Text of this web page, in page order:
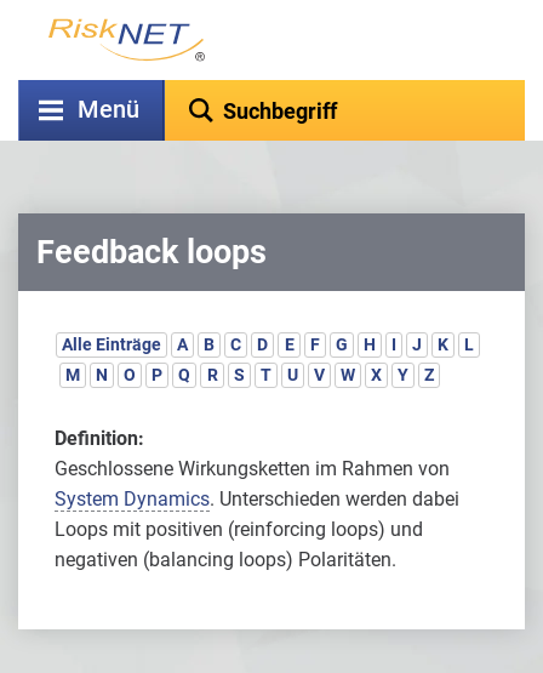
Menü
Feedback loops
Alle Einträge A B C D E F G H I J K
L
M
N O P Q R S T U V W X Y Z
Definition:
Geschlossene Wirkungsketten im Rahmen von
System Dynamics. Unterschieden werden dabei
Loops mit positiven (reinforcing loops) und
negativen (balancing loops) Polaritäten.